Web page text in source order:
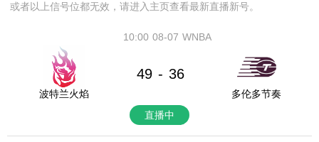
或者以上信号位都无效，请进入主页查看最新直播新号。
08-07
10:00 WNBA
波特兰火焰
49 - 36
多伦多节奏
直播中